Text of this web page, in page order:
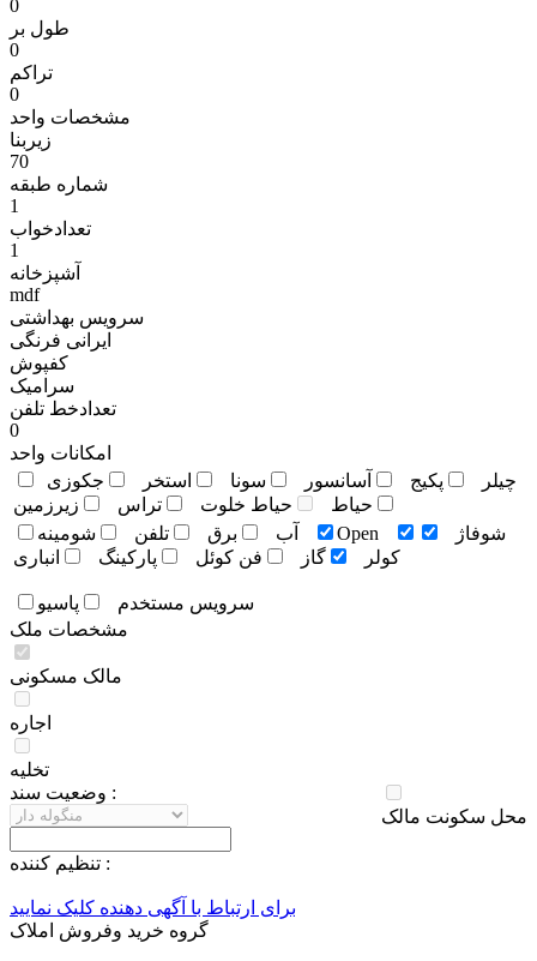
0
طول بر
0
تراکم
0
مشخصات واحد
زیربنا
70
شماره طبقه
1
تعدادخواب
1
آشپزخانه
mdf
سرویس بهداشتی
ایرانی فرنگی
کفپوش
سرامیک
تعدادخط تلفن
0
امکانات واحد
چيلر
پکيج آسانسور سونا استخر
جکوزی
حياط
حياط خلوت تراس
زيرزمين
آب
برق تلفن شومينه Open
شوفاژ
کولر
گاز فن کوئل پارکينگ انباری
سرويس مستخدم
پاسيو
مشخصات ملک
مالک مسکونی
اجاره
تخلیه
محل سکونت مالک
وضعيت سند :
تنظيم کننده :
برای ارتباط با آگهی دهنده کلیک نمایید
گروه خرید وفروش املاک